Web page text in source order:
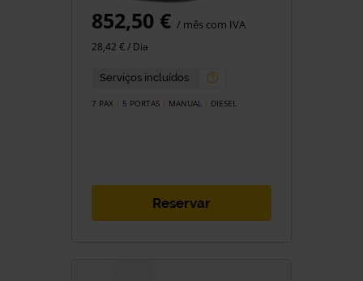
852,50 € / mês com IVA
28,42 € / Dia
Serviços incluídos
7 PAX 5 PORTAS MANUAL DIESEL
Reservar